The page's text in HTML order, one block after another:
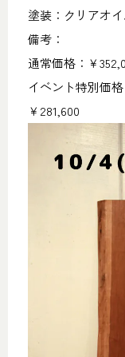
塗装：クリアオ
備考：
通常価格：￥
イベント特別価格
￥281,600